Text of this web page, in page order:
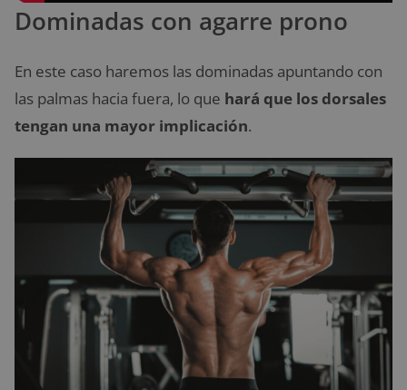
Dominadas con agarre prono
En este caso haremos las dominadas apuntando con
las palmas hacia fuera, lo que hará que los dorsales
tengan una mayor implicación.